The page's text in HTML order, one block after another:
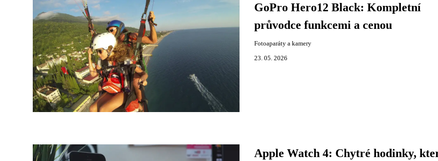
GoPro Hero12 Black: Kompletní
průvodce funkcemi a cenou
Fotoaparáty a kamery
23. 05. 2026
Apple Watch 4: Chytré hodinky,